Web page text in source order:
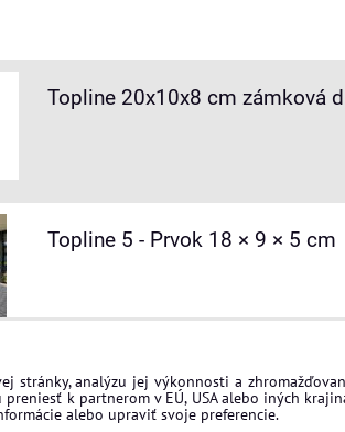
Topline 20x10x8 cm zámková
Topline 5 - Prvok 18 × 9 × 5 cm
stránky, analýzu jej výkonnosti a
k partnerom v EÚ, USA alebo iných
alebo upraviť svoje preferencie.